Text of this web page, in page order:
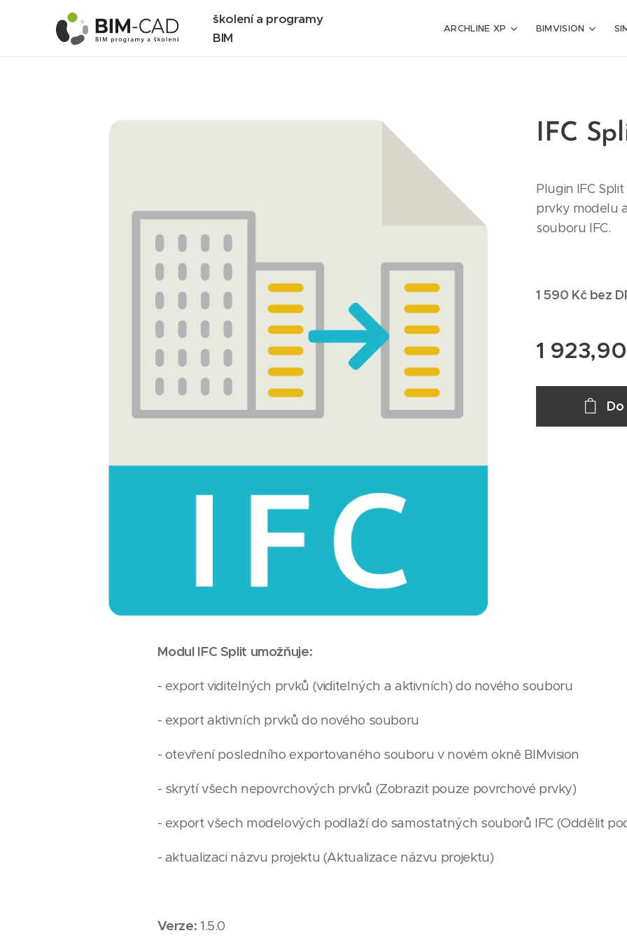
školení a programy
BIM
ARCHLINE XP BIMVISION
IFC
Plugin IFC
prvky modelu
souboru IFC.
1 590 Kč bez
1 923,90
Modul IFC Split umožňuje:
- export viditelných prvků (viditelných a aktivních) do nového souboru
- export aktivních prvků do nového souboru
- otevření posledního exportovaného souboru v novém okně BIMvision
- skrytí všech nepovrchových prvků (Zobrazit pouze povrchové prvky)
- export všech modelových podlaží do samostatných souborů IFC (Oddělit
- aktualizaci názvu projektu (Aktualizace názvu projektu)
Verze: 1.5.0